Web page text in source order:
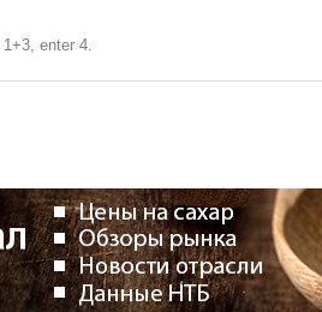
enter 4.